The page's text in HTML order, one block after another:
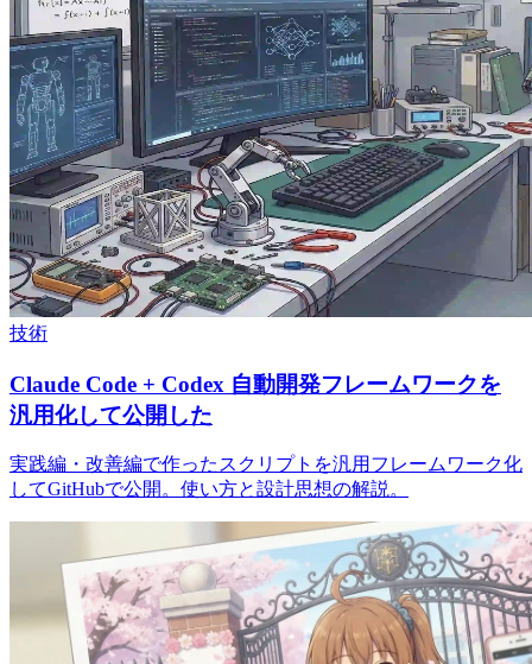
技術
Claude Code + Codex 自動開発フレームワークを
汎用化して公開した
実践編・改善編で作ったスクリプトを汎用フレームワーク化
してGitHubで公開。使い方と設計思想の解説。